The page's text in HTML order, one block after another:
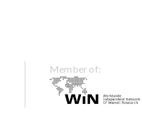
Member of: